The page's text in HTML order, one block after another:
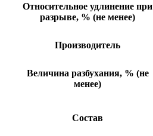
Относительное удлинение при
разрыве, % (не менее)
Производитель
Величина разбухания, % (не
менее)
Состав